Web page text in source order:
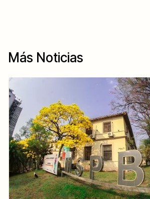
Más Noticias